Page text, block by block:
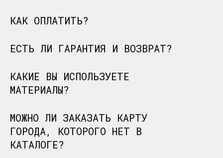
КАК ОПЛАТИТЬ?
ЕСТЬ ЛИ ГАРАНТИЯ И ВОЗВРАТ?
КАКИЕ ВЫ ИСПОЛЬЗУЕТЕ
МАТЕРИАЛЫ?
МОЖНО ЛИ ЗАКАЗАТЬ КАРТУ
ГОРОДА, КОТОРОГО НЕТ В
КАТАЛОГЕ?